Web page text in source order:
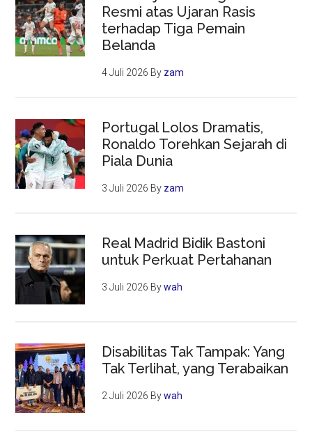
Resmi atas Ujaran Rasis
terhadap Tiga Pemain
Belanda
4 Juli 2026 By zam
Portugal Lolos Dramatis,
Ronaldo Torehkan Sejarah di
Piala Dunia
3 Juli 2026 By zam
Real Madrid Bidik Bastoni
untuk Perkuat Pertahanan
3 Juli 2026 Bywah
Disabilitas Tak Tampak: Yang
Tak Terlihat, yang Terabaikan
2 Juli 2026 Bywah